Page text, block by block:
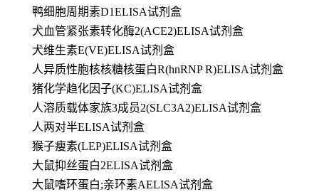
鸭细胞周期素D1ELISA试剂盒
犬血管紧张素转化酶2(ACE2)ELISA试剂盒
犬维生素E(VE)ELISA试剂盒
人异质性胞核核糖核蛋白R(hnRNP R)ELISA试剂盒
猪化学趋化因子(KC)ELISA试剂盒
人溶质载体家族3成员2(SLC3A2)ELISA试剂盒
人两对半ELISA试剂盒
猴子瘦素(LEP)ELISA试剂盒
大鼠抑丝蛋白2ELISA试剂盒
大鼠嗜环蛋白;亲环素AELISA试剂盒